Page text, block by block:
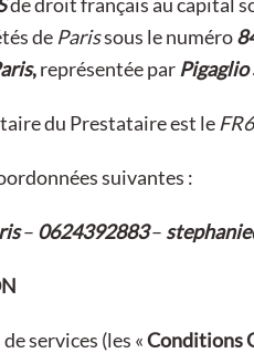
de Parissous le numéro
,représentée par Pigaglio
du Prestataire est le
suivantes :
– 0624392883–
services (les «Conditions